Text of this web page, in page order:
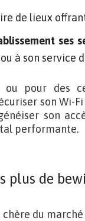
de lieux
ses
à son service
pour des
son Wi-
son
performante.
plus de
du